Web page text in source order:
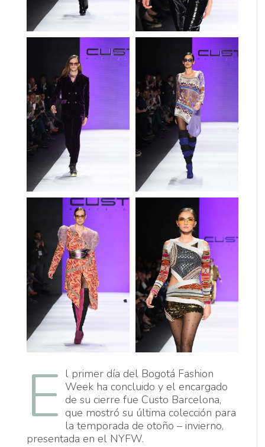
E l primer día del Bogotá Fashion
Week ha concluido y el encargado
de su cierre fue Custo Barcelona,
que mostró su última colección para
la temporada de otoño – invierno,
presentada en el NYFW.